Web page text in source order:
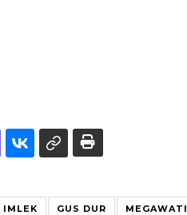
IMLEK GUS DUR MEGAWATI